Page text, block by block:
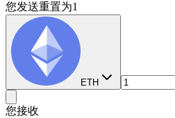
您发送重置为1
ETH
您接收